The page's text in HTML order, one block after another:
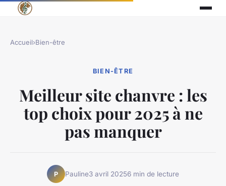
Accueil›Bien-être
BIEN-ÊTRE
Meilleur site chanvre : les
top choix pour 2025 à ne
pas manquer
P Pauline3 avril 20256 min de lecture